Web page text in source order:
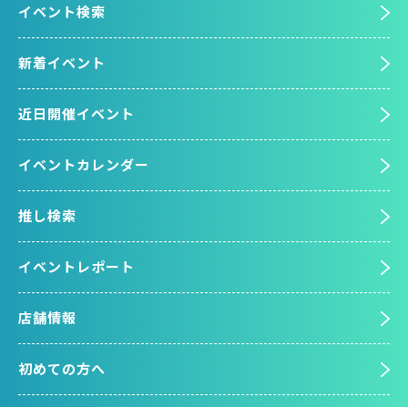
イベント検索
新着イベント
近日開催イベント
イベントカレンダー
推し検索
イベントレポート
店舗情報
初めての方へ